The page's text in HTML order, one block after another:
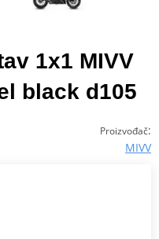
1x1 MIVV
black d105
Proizvođač:
MIVV